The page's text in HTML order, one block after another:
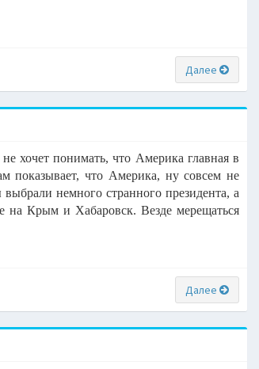
Далее
хочет понимать, что Америка главная в
показывает, что Америка, ну совсем не
немного странного президента, а
на Крым и Хабаровск. Везде мерещаться
Далее